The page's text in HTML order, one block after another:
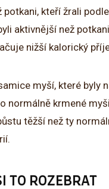
kteří žrali
aktivnější než
nižší kalorický
myší, které byly
normálně krmené
těžší než ty
TO ROZEBRAT